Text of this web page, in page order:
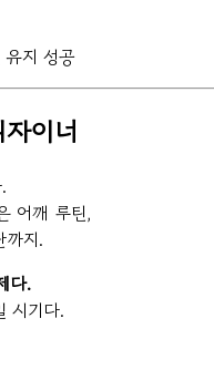
지 성공
이너
어깨 루틴,
까지.
다.
시기다.